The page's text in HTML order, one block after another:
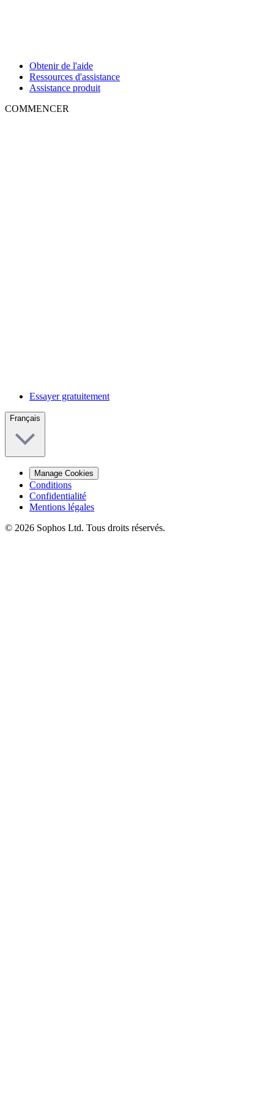
Obtenir de l'aide
Ressources d'assistance
Assistance produit
COMMENCER
Essayer gratuitement
Français
Manage Cookies
Conditions
Confidentialité
Mentions légales
© 2026 Sophos Ltd. Tous droits réservés.